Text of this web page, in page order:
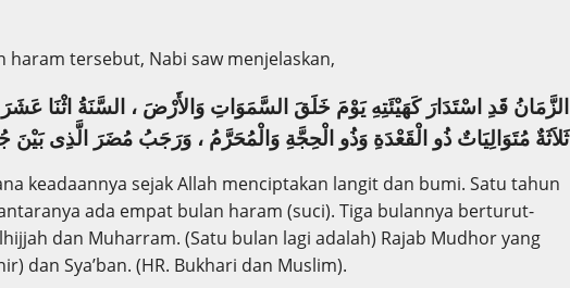
haram tersebut, Nabi saw menjelaskan,
الزَّمَانُ قَدِ اسْتَدَارَ كَهَيْئَتِهِ يَوْمَ خَلَقَ السَّمَوَاتِ وَالأَرْضَ ، السَّنَةُ اثْنَا
ثَلاَثَةٌ مُتَوَالِيَاتٌ ذُو الْقَعْدَةِ وَذُو الْحِجَّةِ وَالْمُحَرَّمُ ، وَرَجَبُ مُضَرَ الَّذِى بَيْنَ
keadaannya sejak Allah menciptakan langit dan bumi. Satu tahun
ada empat bulan haram (suci). Tiga bulannya berturut-
dan Muharram. (Satu bulan lagi adalah) Rajab Mudhor yang
dan Sya’ban. (HR. Bukhari dan Muslim).